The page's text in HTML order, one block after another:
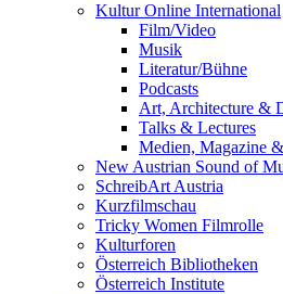
Kultur Online International
Film/Video
Musik
Literatur/Bühne
Podcasts
Art, Architecture &
Talks & Lectures
Medien, Magazine
New Austrian Sound of
SchreibArt Austria
Kurzfilmschau
Tricky Women Filmrolle
Kulturforen
Österreich Bibliotheken
Österreich Institute